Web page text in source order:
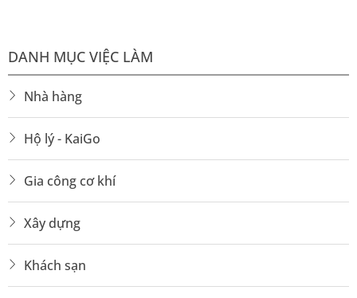
DANH MỤC VIỆC LÀM
Nhà hàng
Hộ lý - KaiGo
Gia công cơ khí
Xây dựng
Khách sạn